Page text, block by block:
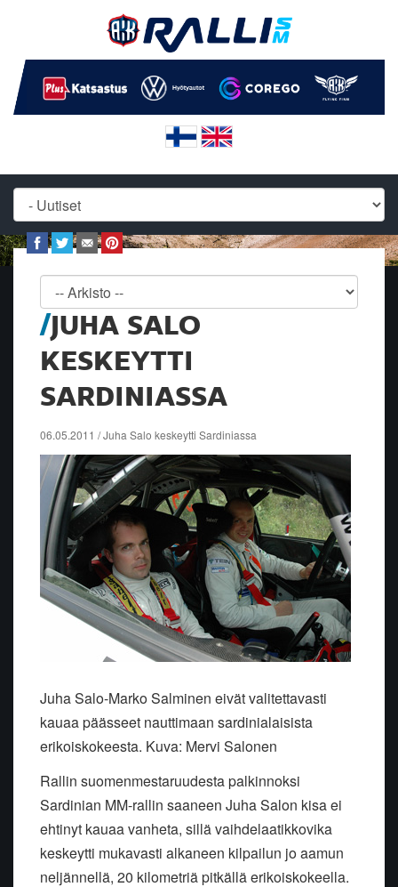
JUHA SALO
KESKEYTTI
SARDINIASSA
06.05.2011 / Juha Salo keskeytti Sardiniassa
Juha Salo-Marko Salminen eivät valitettavasti
kauaa päässeet nauttimaan sardinialaisista
erikoiskokeesta. Kuva: Mervi Salonen
Rallin suomenmestaruudesta palkinnoksi
Sardinian MM-rallin saaneen Juha Salon kisa ei
ehtinyt kauaa vanheta, sillä vaihdelaatikkovika
keskeytti mukavasti alkaneen kilpailun jo aamun
neljännellä, 20 kilometriä pitkällä erikoiskokeella.